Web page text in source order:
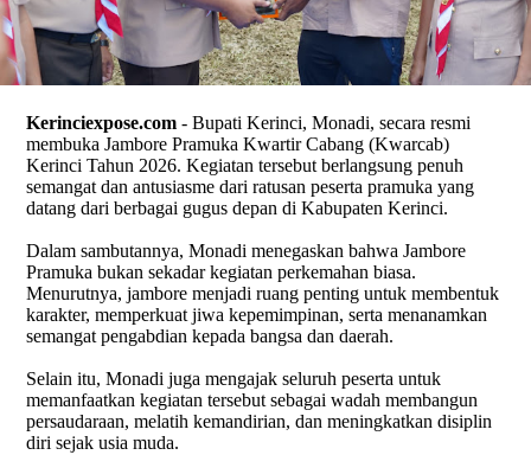
Kerinciexpose.com - Bupati Kerinci, Monadi, secara resmi
membuka Jambore Pramuka Kwartir Cabang (Kwarcab)
Kerinci Tahun 2026. Kegiatan tersebut berlangsung penuh
semangat dan antusiasme dari ratusan peserta pramuka yang
datang dari berbagai gugus depan di Kabupaten Kerinci.
Dalam sambutannya, Monadi menegaskan bahwa Jambore
Pramuka bukan sekadar kegiatan perkemahan biasa.
Menurutnya, jambore menjadi ruang penting untuk membentuk
karakter, memperkuat jiwa kepemimpinan, serta menanamkan
semangat pengabdian kepada bangsa dan daerah.
Selain itu, Monadi juga mengajak seluruh peserta untuk
memanfaatkan kegiatan tersebut sebagai wadah membangun
persaudaraan, melatih kemandirian, dan meningkatkan disiplin
diri sejak usia muda.